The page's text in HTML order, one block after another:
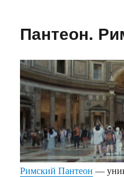
Пантеон.
Римский Пантеон —